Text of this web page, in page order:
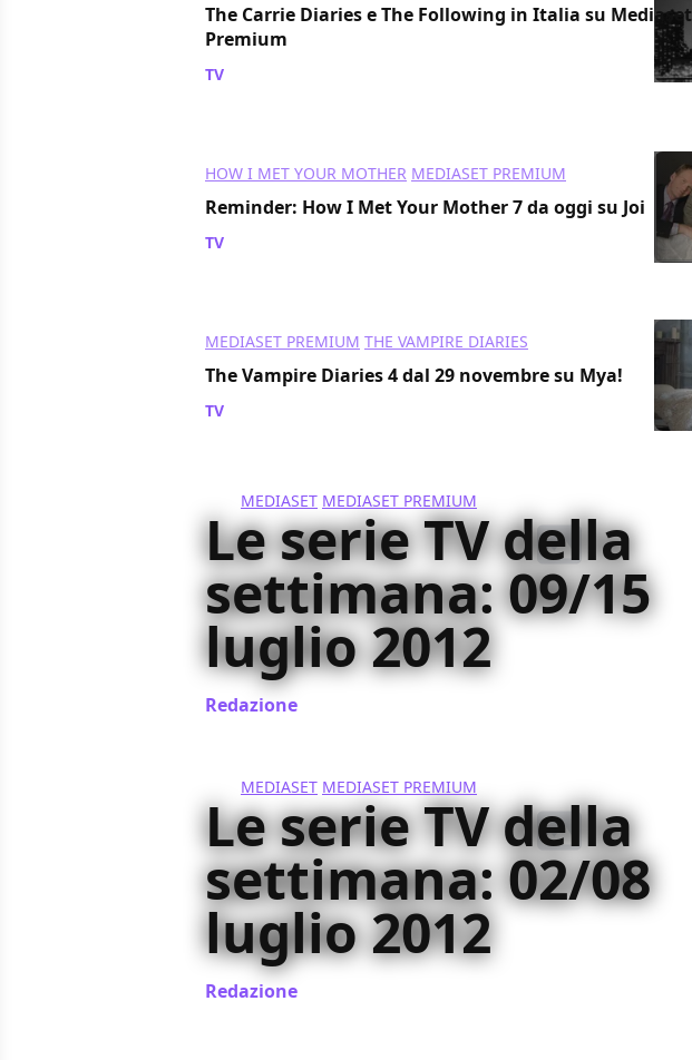
The Carrie Diaries e The Following in Italia su Mediaset
Premium
TV
HOW I MET YOUR MOTHER MEDIASET PREMIUM
Reminder: How I Met Your Mother 7 da oggi su Joi
TV
MEDIASET PREMIUM THE VAMPIRE DIARIES
The Vampire Diaries 4 dal 29 novembre su Mya!
TV
MEDIASET MEDIASET PREMIUM
Le serie TV della
settimana: 09/15
luglio 2012
Redazione
MEDIASET MEDIASET PREMIUM
Le serie TV della
settimana: 02/08
luglio 2012
Redazione